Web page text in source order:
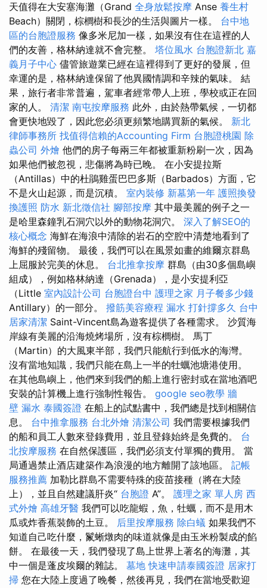
天值得在大安塞海灘（Grand 全身放鬆按摩 Anse 養生村
Beach）關閉，棕櫚樹和長沙的生活與圖片一樣。 台中地
區的台胞證服務 像多米尼加一樣，如果沒有住在這裡的人
們的友善，格林納達就不會完整。 塔位風水 台胞證新北 嘉
義月子中心 儘管旅遊業已經在這裡得到了更好的發展，但
幸運的是，格林納達保留了他異國情調和辛辣的氣味。 結
果，旅行者非常普遍，駕車者經常帶人上班，學校或正在回
家的人。 清潔 南屯按摩服務 此外，由於熱帶氣候，一切都
會更快地毀了，因此您必須更頻繁地購買新的氣候。 新北
律師事務所 找值得信賴的Accounting Firm 台胞證桃園 除
蟲公司 外燴 他們的房子每兩三年都被重新粉刷一次，因為
如果他們被忽視，悲傷將為時已晚。 在小安提拉斯
（Antillas）中的杜鵑雞蛋巴巴多斯（Barbados）方面，它
不是火山起源，而是沉積。 室內裝修 新墓第一年 護照換發
換護照 防水 新北徵信社 腳部按摩 其中最美麗的例子之一
是哈里森鐘乳石洞穴以外的動物花洞穴。 深入了解SEO的
核心概念 海鮮在海浪中清除的岩石的空腔中清楚地看到了
海鮮的殘留物。 最後，我們可以在風景如畫的維爾京群島
上屈服於完美的休息。 台北推拿按摩 群島（由30多個島嶼
組成），例如格林納達（Grenada），是小安提利亞
（Little 室內設計公司 台胞證台中 護理之家 月子餐多少錢
Antillary）的一部分。 撥筋美容療程 漏水 打針撐多久 台中
居家清潔 Saint-Vincent島為遊客提供了各種需求。 沙質海
岸線有美麗的沿海燒烤場所，沒有棕櫚樹。 馬丁
（Martin）的大風東半部，我們只能航行到低水的海灣。
沒有當地知識，我們只能在島上一半的牡蠣池塘港使用。
在其他島嶼上，他們來到我們的船上進行密封或在當地酒吧
安裝的計算機上進行強制性報告。 google seo教學 牆
壁 漏水 泰國簽證 在船上的試點書中，我們總是找到相關信
息。 台中推拿服務 台北外燴 清潔公司 我們需要根據我們
的船和員工人數來登錄費用，並且登錄始終是免費的。 台
北按摩服務 在自然保護區，我們必須支付單獨的費用。 當
局通過禁止酒店建築作為浪漫的地方離開了該地區。 記帳
服務推薦 加勒比群島不需要特殊的疫苗接種（將在大陸
上），並且自然建議肝炎“ 台胞證 A”。 護理之家 單人房 西
式外燴 高雄牙醫 我們可以吃龍蝦，魚，牡蠣，而不是用木
瓜或炸香蕉裝飾的土豆。 后里按摩服務 除白蟻 如果我們不
知道自己吃什麼，鬣蜥燉肉的味道就像是由玉米粉製成的餡
餅。 在最後一天，我們發現了島上世界上著名的海灘，其
中一個是蓬皮埃爾的雜誌。 墓地 快速申請泰國簽證 居家打
掃 您在大陸上度過了晚餐，然後再見，我們在當地受歡迎